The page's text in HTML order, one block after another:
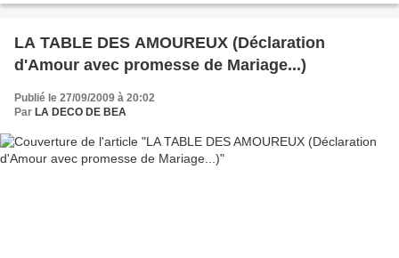
LA TABLE DES AMOUREUX (Déclaration
d'Amour avec promesse de Mariage...)
Publié le 27/09/2009 à 20:02
Par LA DECO DE BEA